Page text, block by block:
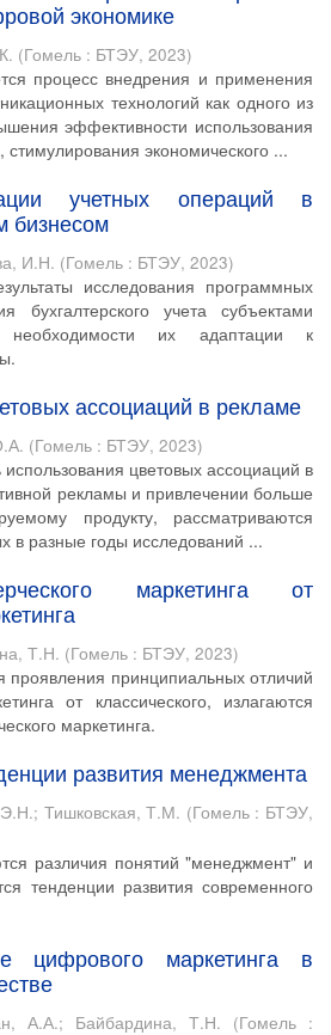
экономике
(Гомель : БТЭУ, 2023)
процесс внедрения и применения
технологий как одного из
эффективности использования
стимулирования экономического ...
учетных операций в
бизнесом
И.Н. (Гомель : БТЭУ, 2023)
исследования программных
бухгалтерского учета субъектами
их адаптации к
ассоциаций в рекламе
(Гомель : БТЭУ, 2023)
цветовых ассоциаций в
рекламы и привлечении больше
продукту, рассматриваются
в разные годы исследований ...
маркетинга от
Т.Н. (Гомель : БТЭУ, 2023)
проявления принципиальных отличий
от классического, излагаются
маркетинга.
развития менеджмента
; Тишковская, Т.М. (Гомель : БТЭУ,
различия понятий "менеджмент" и
тенденции развития современного
цифрового маркетинга в
А.А.; Байбардина, Т.Н. (Гомель :